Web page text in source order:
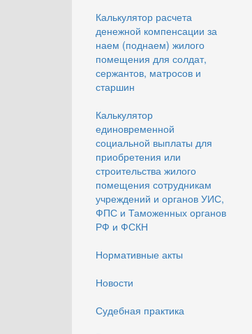
Калькулятор расчета
денежной компенсации за
наем (поднаем) жилого
помещения для солдат,
сержантов, матросов и
старшин
Калькулятор
единовременной
социальной выплаты для
приобретения или
строительства жилого
помещения сотрудникам
учреждений и органов УИС,
ФПС и Таможенных органов
РФ и ФСКН
Нормативные акты
Новости
Судебная практика